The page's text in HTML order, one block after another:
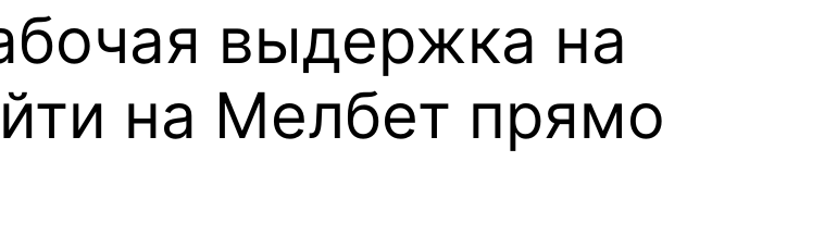
выдержка на
на Мелбет прямо